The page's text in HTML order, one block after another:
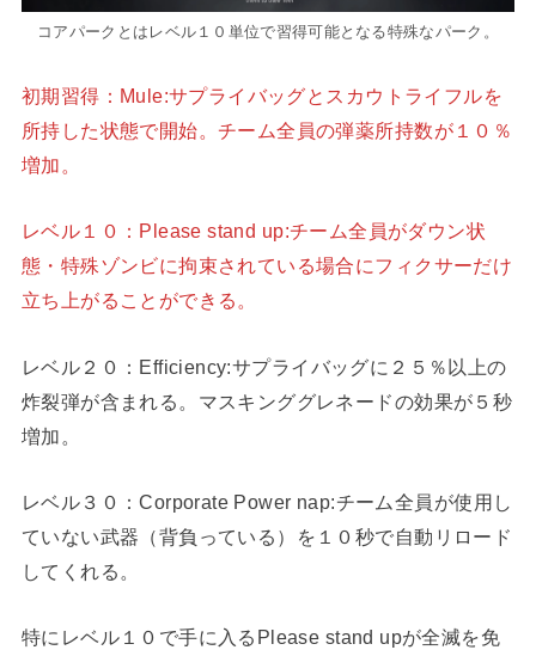
コアパークとはレベル１０単位で習得可能となる特殊なパーク。
初期習得：Mule:サプライバッグとスカウトライフルを
所持した状態で開始。チーム全員の弾薬所持数が１０％
増加。
レベル１０：Please stand up:チーム全員がダウン状
態・特殊ゾンビに拘束されている場合にフィクサーだけ
立ち上がることができる。
レベル２０：Efficiency:サプライバッグに２５％以上の
炸裂弾が含まれる。マスキンググレネードの効果が５秒
増加。
レベル３０：Corporate Power nap:チーム全員が使用し
ていない武器（背負っている）を１０秒で自動リロード
してくれる。
特にレベル１０で手に入るPlease stand upが全滅を免